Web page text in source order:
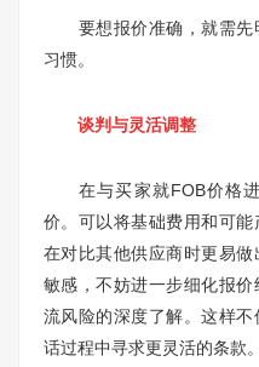
要想报价准确，就需先
习惯。
谈判与灵活调整
在与买家就FOB价格进
价。可以将基础费用和可
在对比其他供应商时更易
敏感，不妨进一步细化报
流风险的深度了解。这样
话过程中寻求更灵活的条款。